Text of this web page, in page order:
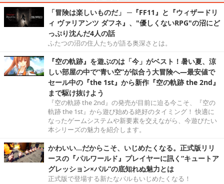
「冒険は楽しいものだ」 ─『FF11』と『ウィザードリ
ィ ヴァリアンツ ダフネ』、"優しくないRPG"の沼にど
っぷり沈んだ4人の話
ふたつの沼の住人たちが語る奥深さとは。
『空の軌跡』を遊ぶのは「今」がベスト！暑い夏、涼
しい部屋の中で“青い空”が似合う大冒険へ―最安値で
セール中の『the 1st』から新作『空の軌跡 the 2nd』
まで駆け抜けよう
『空の軌跡 the 2nd』の発売が目前に迫る今こそ、『空の
軌跡 the 1st』から遊び始める絶好のタイミング！ 快適に
なったゲームシステムや新要素を交えながら、今遊びたい
本シリーズの魅力を紹介します。
かわいい…だからこそ、いじめたくなる。正式版リリ
ースの『パルワールド』プレイヤーに訊く“キュートア
グレッション×パル”の底知れぬ魅力とは
正式版で登場する新たなパルもいじめたくなる！